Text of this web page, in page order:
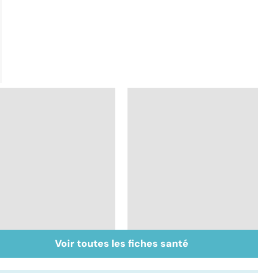
: un suivi
la vie
Sexualité, infertilité
et PMA, des liens
Voir toutes les fiches santé